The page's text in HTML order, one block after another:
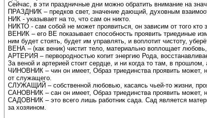
Сейчас, в эти праздничные дни можно обратить внимание на
ПРАЗДНИК – предков свет, значение дающий, духовным
НИК - указывает на то, что сам он никто.
НИКТО - сам собой не может проявиться, он зависим от того
ВЕНИК – его ВЕ показывает способность проявить триединые
ним будет стоять, будет им управлять, и воплотит чистоту,
ВЕНА – (как веник) чистит тело, материально воплощает
АРТЕРИЯ – первородностью копит энергию Рода,
За веной и артерией стоит сердце, и ни когда то там, в
ЧИНОВНИК – чин он имеет, Образ триединства проявить может,
от служащего.
СЛУЖАЩИЙ – собственной любовью, касаясь чьей-то жизни,
САНОВНИК – сан он имеет, Образ триединства проявить может,
САДОВНИК – это всего лишь работник сада. Сад является
за хозяином.